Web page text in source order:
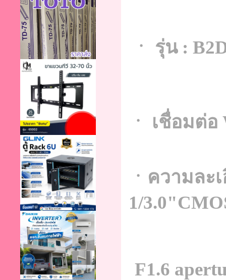
ㆍ รุ่น :
ㆍ เชื่อมต่อ
ㆍความละ
1/
F1.6